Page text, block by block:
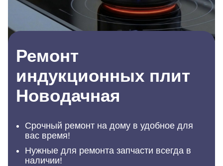
Ремонт
индукционных плит
Новодачная
Срочный ремонт на дому в удобное для
вас время!
Нужные для ремонта запчасти всегда в
наличии!